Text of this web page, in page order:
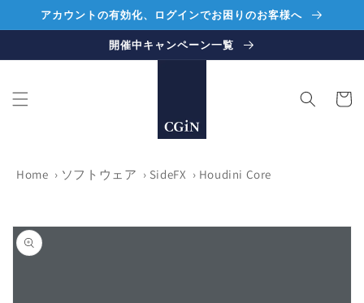
ンツに
進む
アカウントの有効化、ログインでお困りのお客様へ
開催中キャンペーン一覧
ー
Home › ソフトウェア › SideFX › Houdini Core
商品情
報にス
キップ